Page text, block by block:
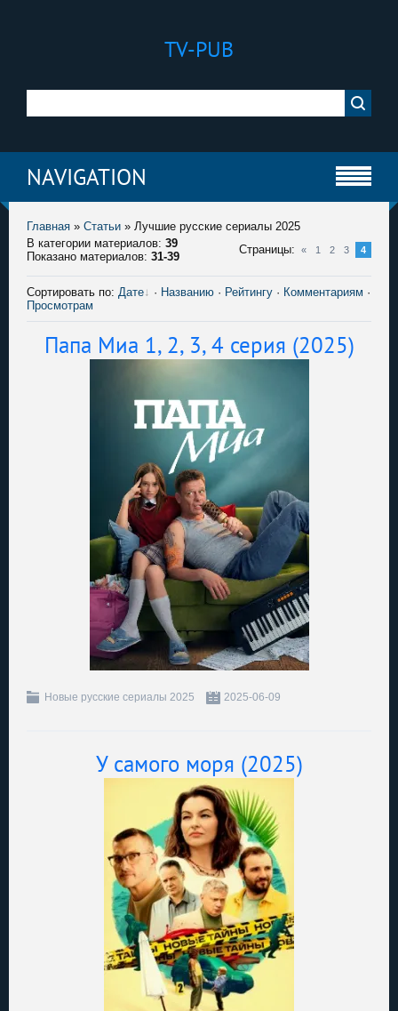
TV-PUB
NAVIGATION
Главная » Статьи » Лучшие русские сериалы 2025
В категории материалов: 39
Показано материалов: 31-39
Страницы: « 1 2 3 4
Сортировать по: Дате · Названию · Рейтингу · Комментариям ·
Просмотрам
Папа Миа 1, 2, 3, 4 серия (2025)
Новые русские сериалы 2025 2025-06-09
У самого моря (2025)